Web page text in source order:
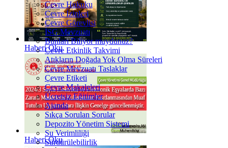
Haberi Oku
Haberi Oku
Çevre Hukuku
Çevre İzinleri
Çevre Görevlisi
İSG Mevzuatı
Bunları Biliyor muydunuz?
Çevre Etkinlik Takvimi
Atıkların Doğada Yok Olma Süreleri
Çevre Mevzuatı Taslaklar
Çevre Etiketi
Çevre Makaleleri
Ücretsiz Eğitimler
Ajanda
Sıkça Sorulan Sorular
Depozito Yönetim Sistemi
Su Verimliliği
Sürdürülebilirlik